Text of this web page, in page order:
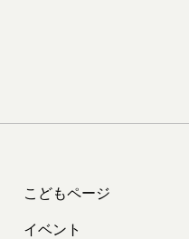
こどもページ
イベント